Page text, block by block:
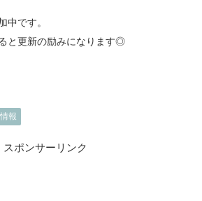
中です。
と更新の励みになります◎
報
スポンサーリンク